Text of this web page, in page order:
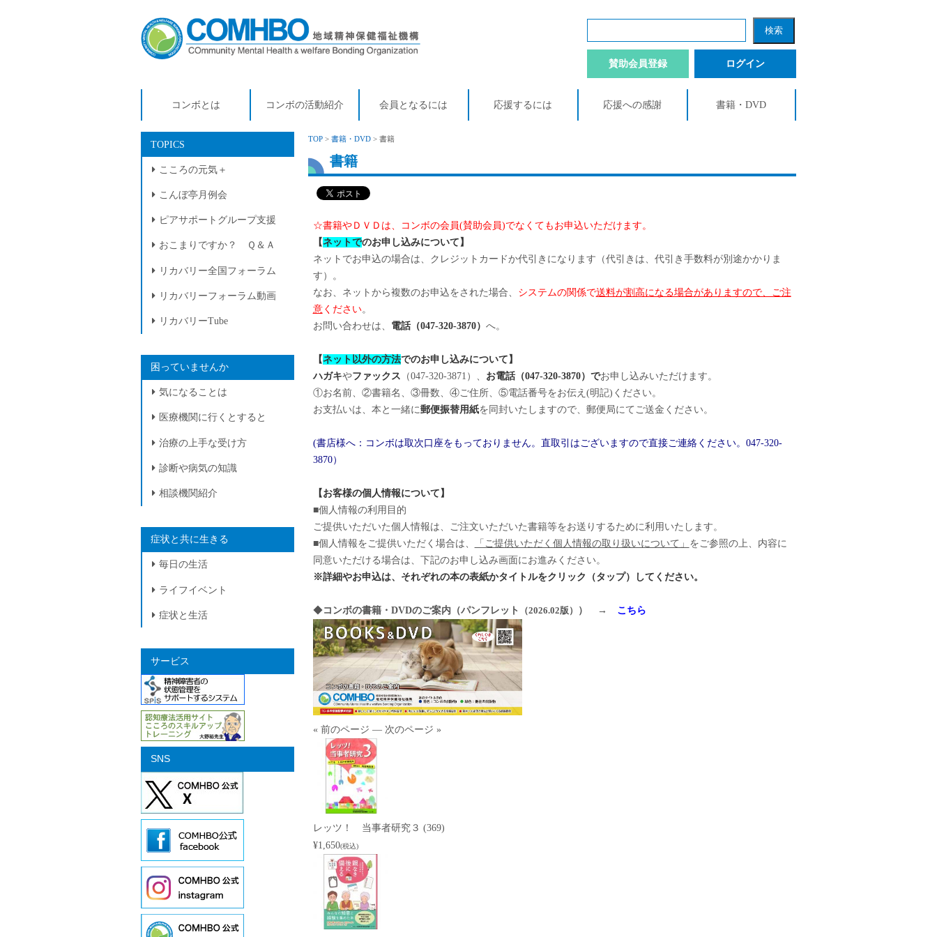
賛助会員登録 ログイン
コンボとは コンボの活動紹介 会員となるには 応援するには 応援への感謝 書籍・DVD
TOPICS
こころの元気＋
こんぼ亭月例会
ピアサポートグループ支援
おこまりですか？ Ｑ＆Ａ
リカバリー全国フォーラム
リカバリーフォーラム動画
リカバリーTube
困っていませんか
気になることは
医療機関に行くとすると
治療の上手な受け方
診断や病気の知識
相談機関紹介
症状と共に生きる
毎日の生活
ライフイベント
症状と生活
サービス
SNS
TOP> 書籍・DVD> 書籍
書籍
☆書籍やＤＶＤは、コンボの会員(賛助会員)でなくてもお申込いただけます。
【ネットでのお申し込みについて】
ネットでお申込の場合は、クレジットカードか代引きになります（代引きは、代引き手数料が別途かかりま
す）。
なお、ネットから複数のお申込をされた場合、 システムの関係で送料が割高になる場合がありますので、ご注
意ください。
お問い合わせは、 電話（047-320-3870） へ。
【ネット以外の方法でのお申し込みについて】
ハガキやファックス （047-320-3871）、 お電話（047-320-3870）でお申し込みいただけます。
①お名前、②書籍名、③冊数、④ご住所、⑤電話番号をお伝え(明記)ください。
お支払いは、本と一緒に郵便振替用紙を同封いたしますので、郵便局にてご送金ください。
(書店様へ：コンボは取次口座をもっておりません。直取引はございますので直接ご連絡ください。047-320-
3870）
【お客様の個人情報について】
■個人情報の利用目的
ご提供いただいた個人情報は、ご注文いただいた書籍等をお送りするために利用いたします。
■個人情報をご提供いただく場合は、
「ご提供いただく個人情報の取り扱いについて」 をご参照の上、内容に
同意いただける場合は、下記のお申し込み画面にお進みください。
※詳細やお申込は、それぞれの本の表紙かタイトルをクリック（タップ）してください。
◆コンボの書籍・DVDのご案内（パンフレット （2026.02版） ） → こちら
« 前のページ — 次のページ »
レッツ！ 当事者研究３ (369)
¥1,650(税込)